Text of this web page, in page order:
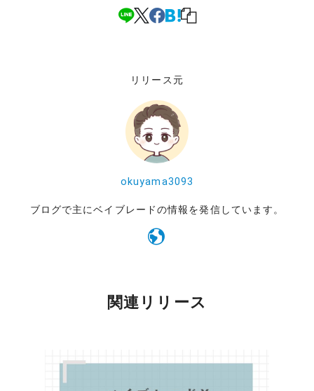
リリース元
okuyama3093
ブログで主にベイブレードの情報を発信しています。
関連リリース